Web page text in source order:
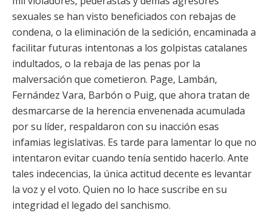
sexuales se han visto beneficiados con rebajas de
condena, o la eliminación de la sedición, encaminada a
facilitar futuras intentonas a los golpistas catalanes
indultados, o la rebaja de las penas por la
malversación que cometieron. Page, Lambán,
Fernández Vara, Barbón o Puig, que ahora tratan de
desmarcarse de la herencia envenenada acumulada
por su líder, respaldaron con su inacción esas
infamias legislativas. Es tarde para lamentar lo que no
intentaron evitar cuando tenía sentido hacerlo. Ante
tales indecencias, la única actitud decente es levantar
la voz y el voto. Quien no lo hace suscribe en su
integridad el legado del sanchismo.